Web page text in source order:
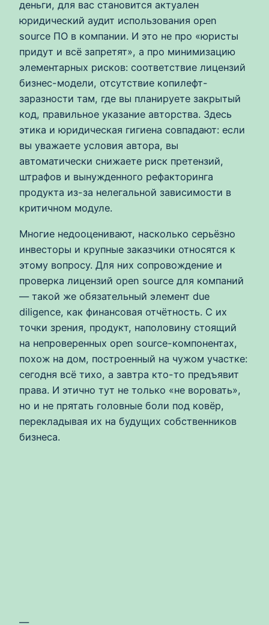
деньги, для вас становится актуален
юридический аудит использования open
source ПО в компании. И это не про «юристы
придут и всё запретят», а про минимизацию
элементарных рисков: соответствие лицензий
бизнес-модели, отсутствие копилефт-
заразности там, где вы планируете закрытый
код, правильное указание авторства. Здесь
этика и юридическая гигиена совпадают: если
вы уважаете условия автора, вы
автоматически снижаете риск претензий,
штрафов и вынужденного рефакторинга
продукта из-за нелегальной зависимости в
критичном модуле.
Многие недооценивают, насколько серьёзно
инвесторы и крупные заказчики относятся к
этому вопросу. Для них сопровождение и
проверка лицензий open source для компаний
— такой же обязательный элемент due
diligence, как финансовая отчётность. С их
точки зрения, продукт, наполовину стоящий
на непроверенных open source-компонентах,
похож на дом, построенный на чужом участке:
сегодня всё тихо, а завтра кто-то предъявит
права. И этично тут не только «не воровать»,
но и не прятать головные боли под ковёр,
перекладывая их на будущих собственников
бизнеса.
—